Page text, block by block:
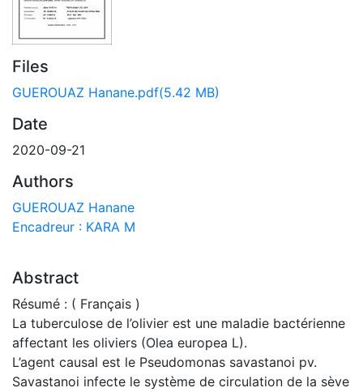
Files
GUEROUAZ Hanane.pdf(5.42 MB)
Date
2020-09-21
Authors
GUEROUAZ Hanane
Encadreur : KARA M
Abstract
Résumé : ( Français )
La tuberculose de l’olivier est une maladie bactérienne
affectant les oliviers (Olea europea L).
L’agent causal est le Pseudomonas savastanoi pv.
Savastanoi infecte le système de circulation de la sève